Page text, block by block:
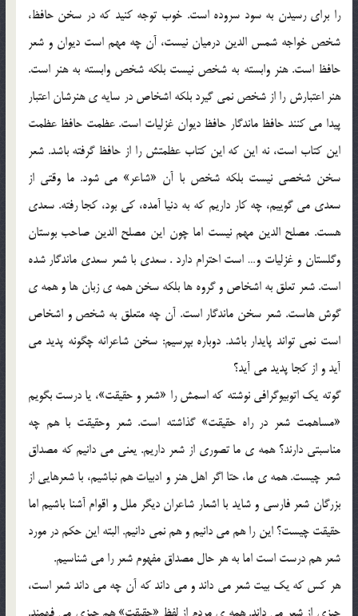
را برای رسیدن به سود سروده است. خوب توجه کنید که در سخن حافظ،
شخص خواجه شمس الدین درمیان نیست، آن چه مهم است دیوان و شعر
حافظ است. هنر وابسته به شخص نیست بلکه شخص وابسته به هنر است.
هنر اعتبارش را از شخص نمی گیرد بلکه اشخاص در سایه ی هنرشان اعتبار
پیدا می کنند حافظ ماندگار حافظ دیوان غزلیات است. عظمت حافظ عظمت
این کتاب است، نه این که این کتاب عظمتش را از حافظ گرفته باشد. شعر
سخن شخصی نیست بلکه شخص با آن «شاعر» می شود. ما وقتی از
سعدی می گوییم، چه کار داریم که به دنیا آمده، کی بود، کجا رفته. سعدی
هست. مصلح الدین مهم نیست اما چون این مصلح الدین صاحب بوستان
وگلستان و غزلیات و… است احترام دارد . سعدی با شعر سعدی ماندگار شده
است. شعر تعلق به اشخاص و گروه ها بلکه سخن همه ی زبان ها و همه ی
گوش هاست. شعر سخن ماندگار است. آن چه متعلق به شخص و اشخاص
است نمی تواند پایدار باشد. دوباره بپرسیم: سخن شاعرانه چگونه پدید می
آید و از کجا پدید می آید؟
گوته یک اتوبیوگرافی نوشته که اسمش را «شعر و حقیقت»، یا درست بگویم
«مساهمت شعر در راه حقیقت» گذاشته است. شعر وحقیقت با هم چه
مناسبتی دارند؟ همه ی ما تصوری از شعر داریم. یعنی می دانیم که مصداق
شعر چیست. همه ی ما، حتا اگر اهل هنر و ادبیات هم نباشیم، با شعرهایی از
بزرگان شعر فارسی و شاید با اشعار شاعران دیگر ملل و اقوام آشنا باشیم اما
حقیقت چیست؟ این را هم می دانیم و هم نمی دانیم. البته این حکم در مورد
شعر هم درست است اما به هر حال مصداق مفهوم شعر را می شناسیم.
هر کس که یک بیت شعر می داند و می داند که آن چه می داند شعر است،